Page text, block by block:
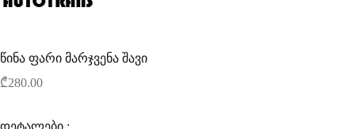
წინა ფარი მარჯვენა შავი
₾280.00